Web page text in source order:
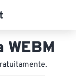
WEBM